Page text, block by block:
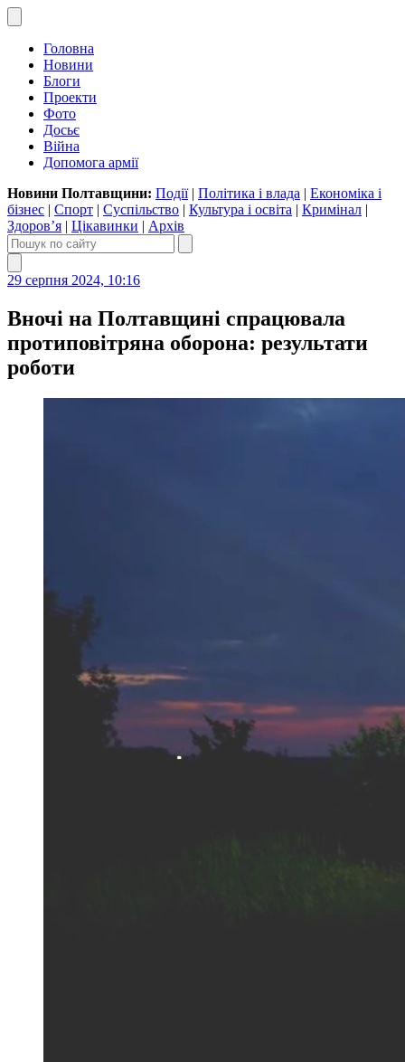
Головна
Новини
Блоги
Проекти
Фото
Досьє
Війна
Допомога армії
Новини Полтавщини: Події| Політика і влада | Економіка і
бізнес | Спорт | Суспільство | Культура і освіта | Кримінал |
Здоров’я | Цікавинки | Архів
29 серпня 2024, 10:16
Вночі на Полтавщині спрацювала
протиповітряна оборона: результати
роботи